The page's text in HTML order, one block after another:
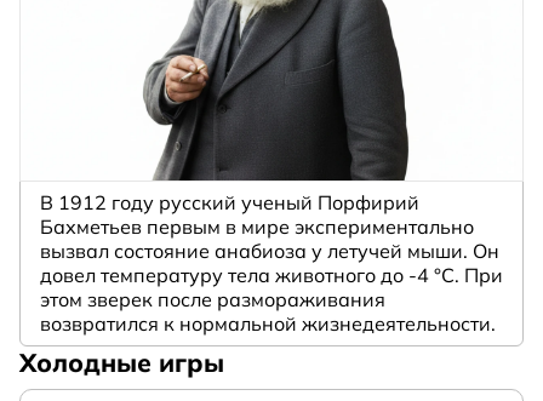
В 1912 году русский ученый Порфирий
Бахметьев первым в мире экспериментально
вызвал состояние анабиоза у летучей мыши. Он
довел температуру тела животного до -4 °C. При
этом зверек после размораживания
возвратился к нормальной жизнедеятельности.
Холодные игры